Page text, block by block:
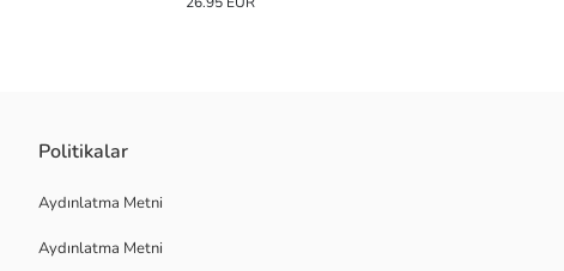
Politikalar
Aydınlatma Metni
Aydınlatma Metni